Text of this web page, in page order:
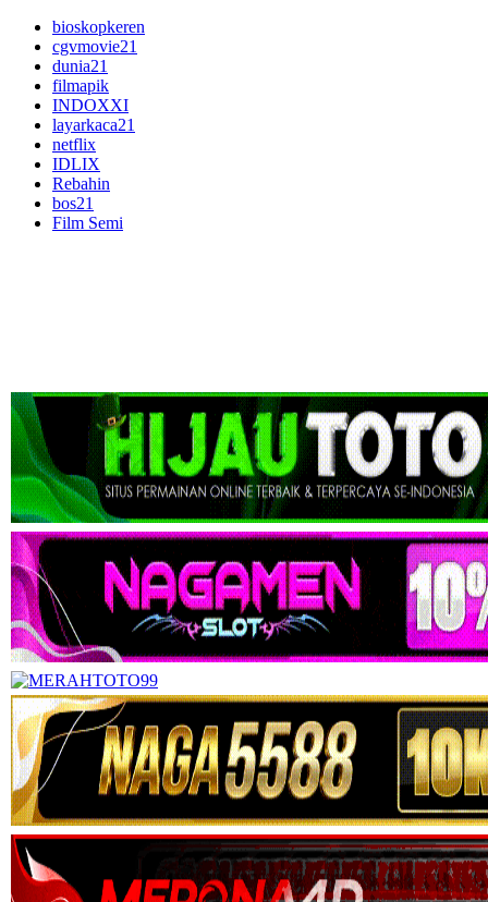
bioskopkeren
cgvmovie21
dunia21
filmapik
INDOXXI
layarkaca21
netflix
IDLIX
Rebahin
bos21
Film Semi